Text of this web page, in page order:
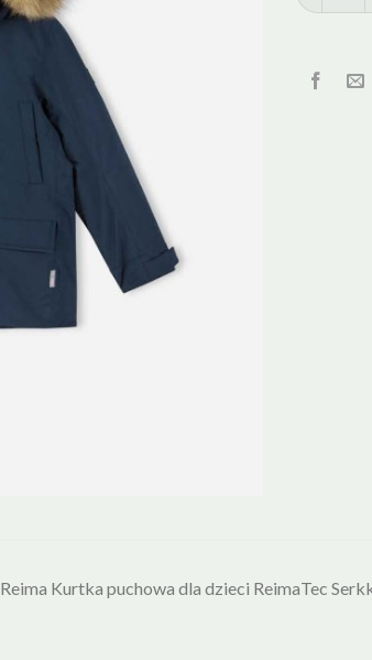
Reima Kurtka puchowa dla dzieci ReimaTec